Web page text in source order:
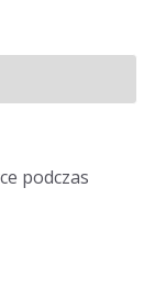
podczas